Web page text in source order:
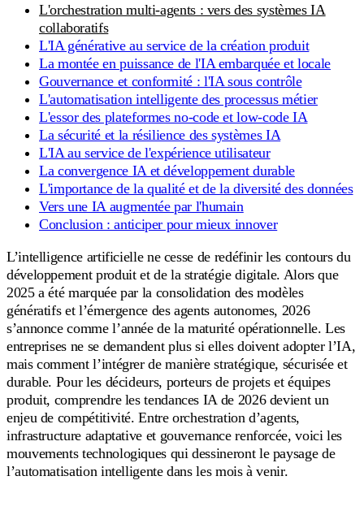
L'orchestration multi-agents : vers des systèmes IA
collaboratifs
L'IA générative au service de la création produit
La montée en puissance de l'IA embarquée et locale
Gouvernance et conformité : l'IA sous contrôle
L'automatisation intelligente des processus métier
L'essor des plateformes no-code et low-code IA
La sécurité et la résilience des systèmes IA
L'IA au service de l'expérience utilisateur
La convergence IA et développement durable
L'importance de la qualité et de la diversité des données
Vers une IA augmentée par l'humain
Conclusion : anticiper pour mieux innover
L’intelligence artificielle ne cesse de redéfinir les contours du
développement produit et de la stratégie digitale. Alors que
2025 a été marquée par la consolidation des modèles
génératifs et l’émergence des agents autonomes, 2026
s’annonce comme l’année de la maturité opérationnelle. Les
entreprises ne se demandent plus si elles doivent adopter l’IA,
mais comment l’intégrer de manière stratégique, sécurisée et
durable. Pour les décideurs, porteurs de projets et équipes
produit, comprendre les tendances IA de 2026 devient un
enjeu de compétitivité. Entre orchestration d’agents,
infrastructure adaptative et gouvernance renforcée, voici les
mouvements technologiques qui dessineront le paysage de
l’automatisation intelligente dans les mois à venir.